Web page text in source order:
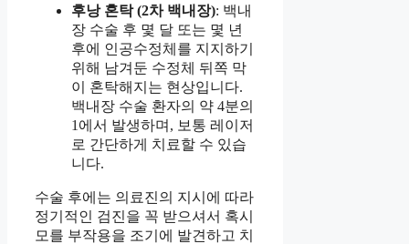
후낭 혼탁 (2차 백내장): 백내
장 수술 후 몇 달 또는 몇 년
후에 인공수정체를 지지하기
위해 남겨둔 수정체 뒤쪽 막
이 혼탁해지는 현상입니다.
백내장 수술 환자의 약 4분의
1에서 발생하며, 보통 레이저
로 간단하게 치료할 수 있습
니다.
수술 후에는 의료진의 지시에 따라
정기적인 검진을 꼭 받으셔서 혹시
모를 부작용을 조기에 발견하고 치